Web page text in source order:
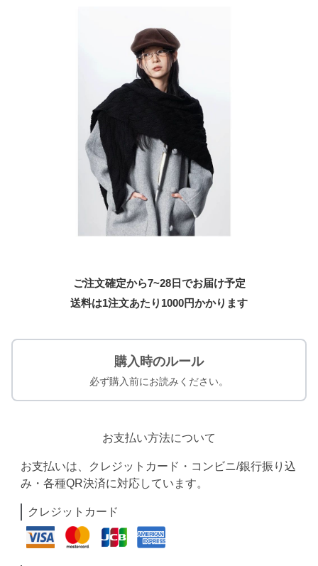
ご注文確定から7~28日でお届け予定
送料は1注文あたり 1000円かかります
購入時のルール
必ず購入前にお読みください。
お支払い方法について
お支払いは、クレジットカード・コンビニ/銀行振り込
み・各種QR決済に対応しています。
クレジットカード